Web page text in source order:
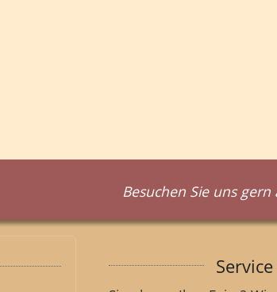
Besuchen Sie uns gern
Service